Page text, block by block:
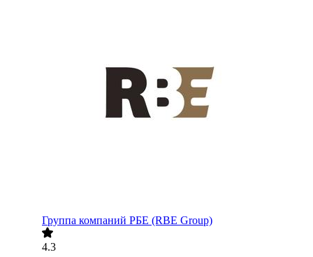
Группа компаний РБЕ (RBE Group)
4.3